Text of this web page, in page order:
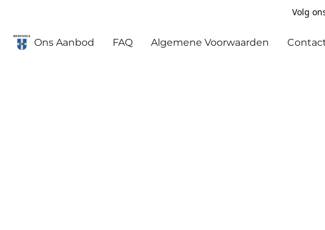
Volg
Ons Aanbod FAQ Algemene Voorwaarden